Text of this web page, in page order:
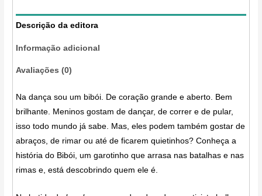
Descrição da editora
Informação adicional
Avaliações (0)
Na dança sou um bibói. De coração grande e aberto. Bem
brilhante. Meninos gostam de dançar, de correr e de pular,
isso todo mundo já sabe. Mas, eles podem também gostar de
abraços, de rimar ou até de ficarem quietinhos? Conheça a
história do Bibói, um garotinho que arrasa nas batalhas e nas
rimas e, está descobrindo quem ele é.